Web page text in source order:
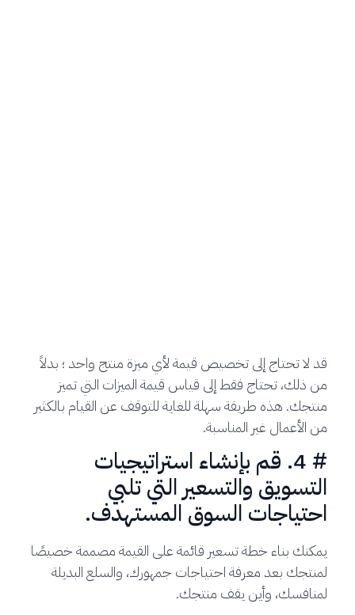
قد لا تحتاج إلى تخصيص قيمة لأي ميزة منتج واحد ؛ بدلاً
من ذلك، تحتاج فقط إلى قياس قيمة الميزات التي تميز
منتجك. هذه طريقة سهلة للغاية للتوقف عن القيام بالكثير
من الأعمال غير المناسبة.
# 4. قم بإنشاء استراتيجيات
التسويق والتسعير التي تلبي
احتياجات السوق المستهدف.
يمكنك بناء خطة تسعير قائمة على القيمة مصممة خصيصًا
لمنتجك بعد معرفة احتياجات جمهورك، والسلع البديلة
لمنافسك، وأين يقف منتجك.